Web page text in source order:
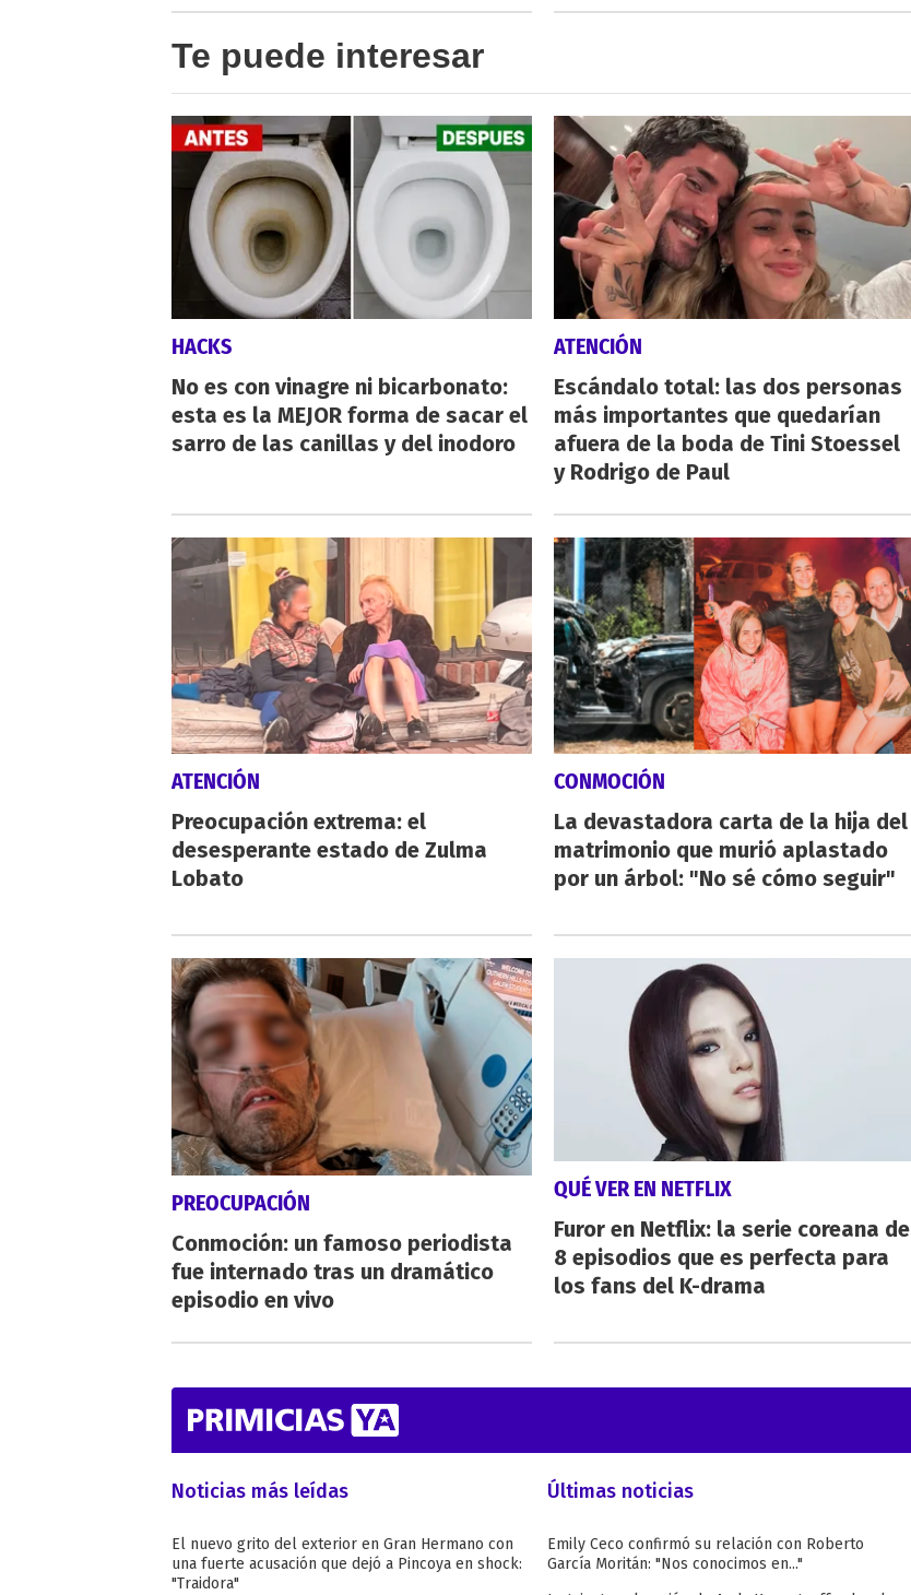
Te puede interesar
HACKS
No es con vinagre ni bicarbonato:
esta es la MEJOR forma de sacar el
sarro de las canillas y del inodoro
ATENCIÓN
Escándalo total: las dos personas
más importantes que quedarían
afuera de la boda de Tini Stoessel
y Rodrigo de Paul
ATENCIÓN
Preocupación extrema: el
desesperante estado de Zulma
Lobato
CONMOCIÓN
La devastadora carta de la hija del
matrimonio que murió aplastado
por un árbol: "No sé cómo seguir"
PREOCUPACIÓN
Conmoción: un famoso periodista
fue internado tras un dramático
episodio en vivo
QUÉ VER EN NETFLIX
Furor en Netflix: la serie coreana de
8 episodios que es perfecta para
los fans del K-drama
Noticias más leídas
El nuevo grito del exterior en Gran Hermano con
una fuerte acusación que dejó a Pincoya en shock:
"Traidora"
Últimas noticias
Emily Ceco confirmó su relación con Roberto
García Moritán: "Nos conocimos en..."